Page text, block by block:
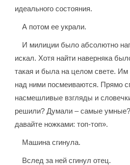
идеального состояния.
А потом ее украли.
И милиции было абсолютно
искал. Хотя найти наверняка
такая и была на целом свете. Им
над ними посмеиваются. Прямо
насмешливые взгляды и
решили? Думали – самые умные?
давайте ножками: топ-топ».
Машина сгинула.
Вслед за ней сгинул отец.